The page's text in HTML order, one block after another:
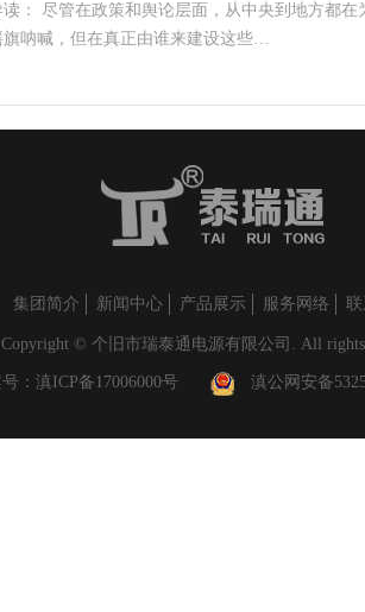
读： 尽管在政策和舆论层面，从中央到地方都
旗呐喊，但在真正由谁来建设这些…
集团简介 新闻中心 产品展示 服务网络
Copyright © 个旧市瑞泰通电源有限公司. All rights
： 滇ICP备17006000号 滇公网安备